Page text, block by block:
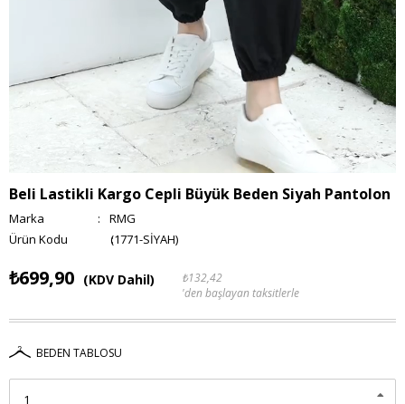
Beli Lastikli Kargo Cepli Büyük Beden Siyah Pantolon
Marka :
RMG
(1771-SİYAH)
₺699,90 (KDV Dahil)
₺132,42
'den başlayan taksitlerle
BEDEN TABLOSU